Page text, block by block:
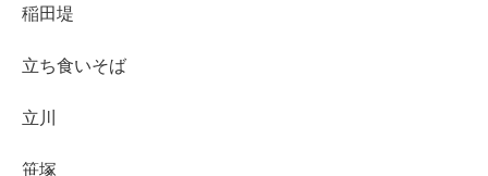
稲田堤
立ち食いそば
立川
笹塚